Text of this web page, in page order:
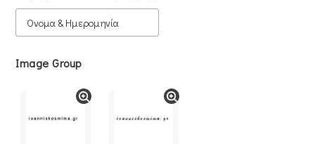
Image Group